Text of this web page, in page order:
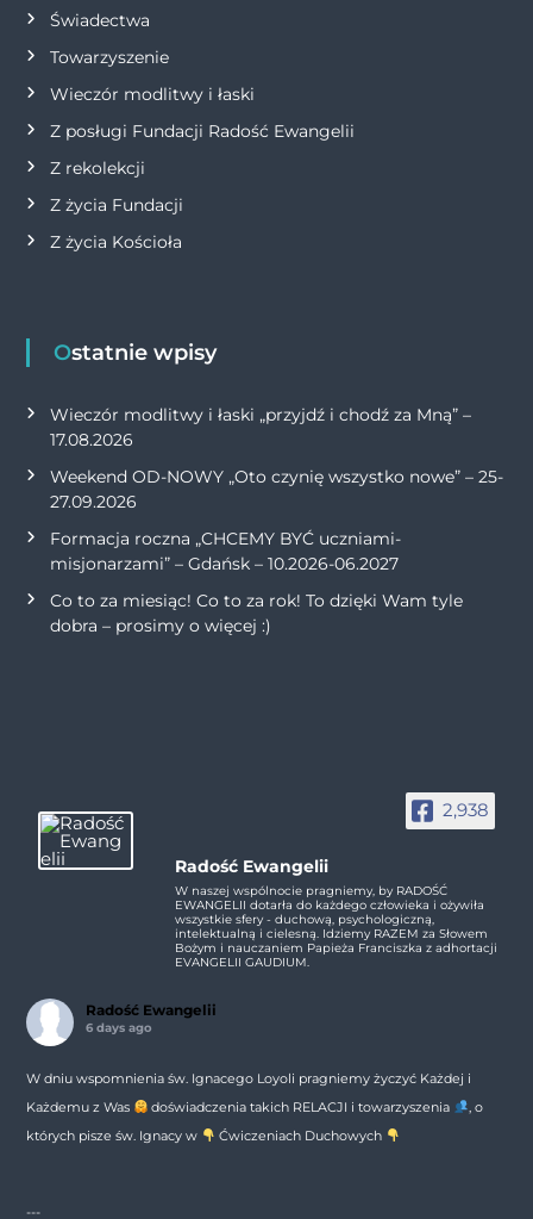
Świadectwa
Towarzyszenie
Wieczór modlitwy i łaski
Z posługi Fundacji Radość Ewangelii
Z rekolekcji
Z życia Fundacji
Z życia Kościoła
Ostatnie wpisy
Wieczór modlitwy i łaski „przyjdź i chodź za Mną” –
17.08.2026
Weekend OD-NOWY „Oto czynię wszystko nowe” – 25-
27.09.2026
Formacja roczna „CHCEMY BYĆ uczniami-
misjonarzami” – Gdańsk – 10.2026-06.2027
Co to za miesiąc! Co to za rok! To dzięki Wam tyle
dobra – prosimy o więcej :)
2,938
Radość Ewangelii
W naszej wspólnocie pragniemy, by RADOŚĆ
EWANGELII dotarła do każdego człowieka i ożywiła
wszystkie sfery - duchową, psychologiczną,
intelektualną i cielesną. Idziemy RAZEM za Słowem
Bożym i nauczaniem Papieża Franciszka z adhortacji
EVANGELII GAUDIUM.
Radość Ewangelii
6 days ago
W dniu wspomnienia św. Ignacego Loyoli pragniemy życzyć Każdej i
Każdemu z Was
doświadczenia takich RELACJI i towarzyszenia
, o
których pisze św. Ignacy w
Ćwiczeniach Duchowych
---